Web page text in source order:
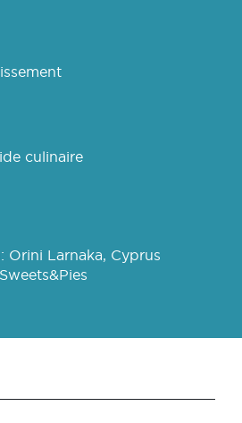
culinaire
Orini Larnaka, Cyprus